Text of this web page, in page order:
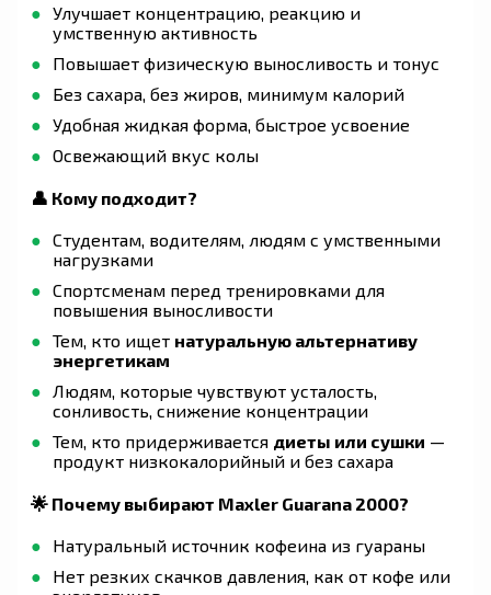
Улучшает концентрацию, реакцию и
умственную активность
Повышает физическую выносливость и тонус
Без сахара, без жиров, минимум калорий
Удобная жидкая форма, быстрое усвоение
Освежающий вкус колы
👤 Кому подходит?
Студентам, водителям, людям с умственными
нагрузками
Спортсменам перед тренировками для
повышения выносливости
Тем, кто ищет натуральную альтернативу
энергетикам
Людям, которые чувствуют усталость,
сонливость, снижение концентрации
Тем, кто придерживается диеты или сушки —
продукт низкокалорийный и без сахара
🌟 Почему выбирают Maxler Guarana 2000?
Натуральный источник кофеина из гуараны
Нет резких скачков давления, как от кофе или